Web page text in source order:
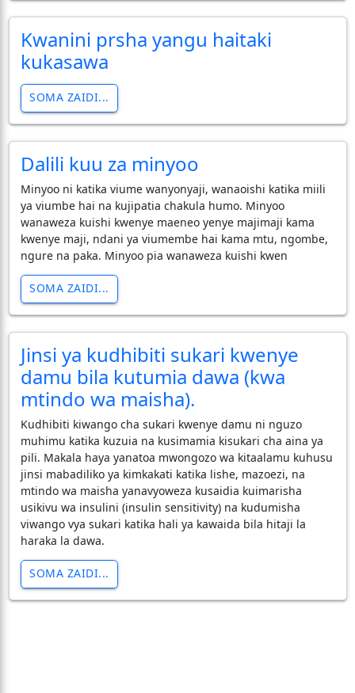
Kwanini prsha yangu haitaki
kukasawa
SOMA ZAIDI...
Dalili kuu za minyoo
Minyoo ni katika viume wanyonyaji, wanaoishi katika miili
ya viumbe hai na kujipatia chakula humo. Minyoo
wanaweza kuishi kwenye maeneo yenye majimaji kama
kwenye maji, ndani ya viumembe hai kama mtu, ngombe,
ngure na paka. Minyoo pia wanaweza kuishi kwen
SOMA ZAIDI...
Jinsi ya kudhibiti sukari kwenye
damu bila kutumia dawa (kwa
mtindo wa maisha).
​Kudhibiti kiwango cha sukari kwenye damu ni nguzo
muhimu katika kuzuia na kusimamia kisukari cha aina ya
pili. Makala haya yanatoa mwongozo wa kitaalamu kuhusu
jinsi mabadiliko ya kimkakati katika lishe, mazoezi, na
mtindo wa maisha yanavyoweza kusaidia kuimarisha
usikivu wa insulini (insulin sensitivity) na kudumisha
viwango vya sukari katika hali ya kawaida bila hitaji la
haraka la dawa.
SOMA ZAIDI...